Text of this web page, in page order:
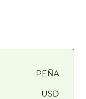
PEÑA
USD